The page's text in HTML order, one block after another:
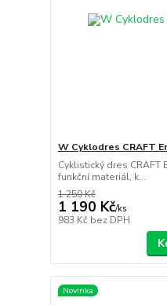
W Cyklodres CRAFT
Cyklistický dres
funkční materiál, k...
1 250 Kč
1 190 Kč/ks
983 Kč bez DPH
Novinka